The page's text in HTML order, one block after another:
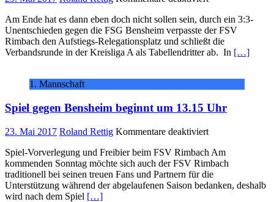
von
Nic
Sanchez
als
Am Ende hat es dann eben doch nicht sollen sein, durch ein 3:3-
Unentschieden gegen die FSG Bensheim verpasste der FSV
Rimbach den Aufstiegs-Relegationsplatz und schließt die
Verbandsrunde in der Kreisliga A als Tabellendritter ab. In […]
1. Mannschaft
Spiel gegen Bensheim beginnt um 13.15 Uhr
23. Mai 2017 Roland Rettig Kommentare deaktiviertfür
gegen
Bensheim
beginnt
um
Spiel-Vorverlegung und Freibier beim FSV Rimbach Am
kommenden Sonntag möchte sich auch der FSV Rimbach
traditionell bei seinen treuen Fans und Partnern für die
Unterstützung während der abgelaufenen Saison bedanken, deshalb
wird nach dem Spiel […]